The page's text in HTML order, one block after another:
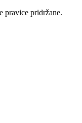
pravice pridržane.